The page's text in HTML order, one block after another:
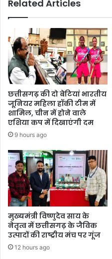
मोस्ट
इंडिया
2024'
सम्मान
से
नवाजा
गया
Related Articles
छत्तीसगढ़ की दो बेटियां भारतीय
जूनियर महिला हॉकी टीम में
शामिल, चीन में होने वाले
एशिया कप में दिखाएंगी दम
9 hours ago
मुख्यमंत्री विष्णुदेव साय के
नेतृत्व में छत्तीसगढ़ के जैविक
उत्पादों की राष्ट्रीय मंच पर गूंज
12 hours ago